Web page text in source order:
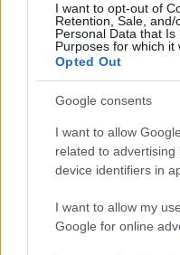
I want to opt-out of
Retention, Sale,
Personal Data that
Purposes for which it
Opted Out
Google consents
I want to allow
related to
device identifiers in
I want to allow my
Google for online
A BAROKK ÖSSZES
KIVÁLÓ PROGRAM
GYŐRBEN